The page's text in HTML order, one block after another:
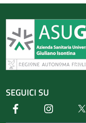
SEGUICI SU
Facebook Instagram